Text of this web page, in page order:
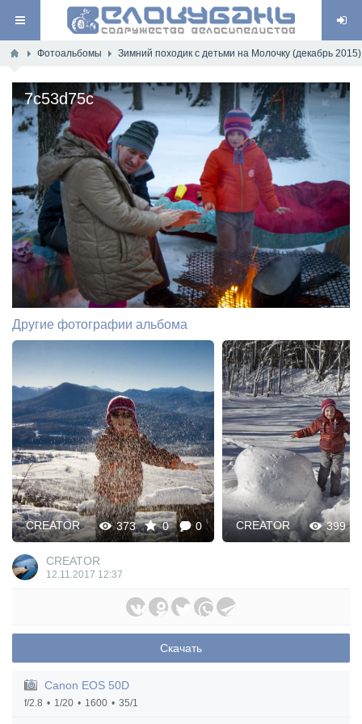
Фотоальбомы Зимний походик с детьми на Молочку (декабрь 2015)
7c53d75c
Другие фотографии альбома
373 0 0
CREATOR 399
CREATOR
CREATOR
12.11.2017 12:37
Скачать
Canon EOS 50D
f/2.8 1/20 1600 35/1